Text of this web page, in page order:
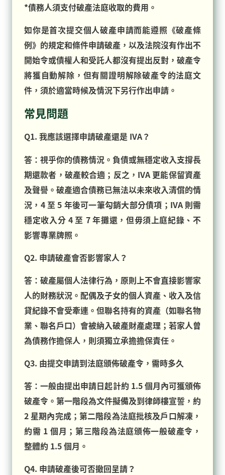
*債務人須支付破產法庭收取的費用。
如你是首次提交個人破產申請而能遵照《破產條
例》的規定和條件申請破產，以及法院沒有作出不
開始令或債權人和受託人都沒有提出反對，破產令
將獲自動解除，但有關證明解除破產令的法庭文
件，須於適當時候及情況下另行作出申請。
常見問題
Q1. 我應該選擇申請破產還是 IVA？
答：視乎你的債務情況。負債或無穩定收入支撐長
期還款者，破產較合適；反之，IVA 更能保留資產
及聲譽。破產適合債務已無法以未來收入清償的情
況，4 至 5 年後可一筆勾銷大部分債項；IVA 則需
穩定收入分 4 至 7 年攤還，但毋須上庭紀錄、不
影響專業牌照。
Q2. 申請破產會否影響家人？
答：破產屬個人法律行為，原則上不會直接影響家
人的財務狀況。配偶及子女的個人資產、收入及信
貸紀錄不會受牽連。但聯名持有的資產（如聯名物
業、聯名戶口）會被納入破產財產處理；若家人曾
為債務作擔保人，則須獨立承擔擔保責任。
Q3. 由提交申請到法庭頒佈破產令，需時多久
答：一般由提出申請日起計約 1.5 個月內可獲頒佈
破產令。第一階段為文件擬備及到律師樓宣誓，約
2 星期內完成；第二階段為法庭批核及戶口解凍，
約需 1 個月；第三階段為法庭頒佈一般破產令，
整體約 1.5 個月。
Q4. 申請破產後可否撤回呈請？